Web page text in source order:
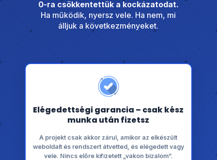
0-ra csökkentettük a kockázatodat.
Ha működik, nyersz vele. Ha nem, mi
álljuk a következményeket.
Elégedettségi garancia – csak kész
munka után fizetsz
A projekt csak akkor zárul, amikor az elkészült
weboldalt és rendszert átvetted, és elégedett vagy
vele. Nincs előre kifizetett „vakon bizalom”.